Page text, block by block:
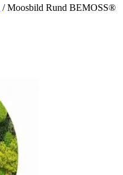
/ Moosbild Rund BEMOSS®